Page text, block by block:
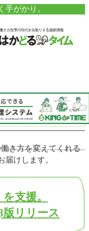
手がかり。
き方を変えてくれる
届けします。
支援。
版リリース